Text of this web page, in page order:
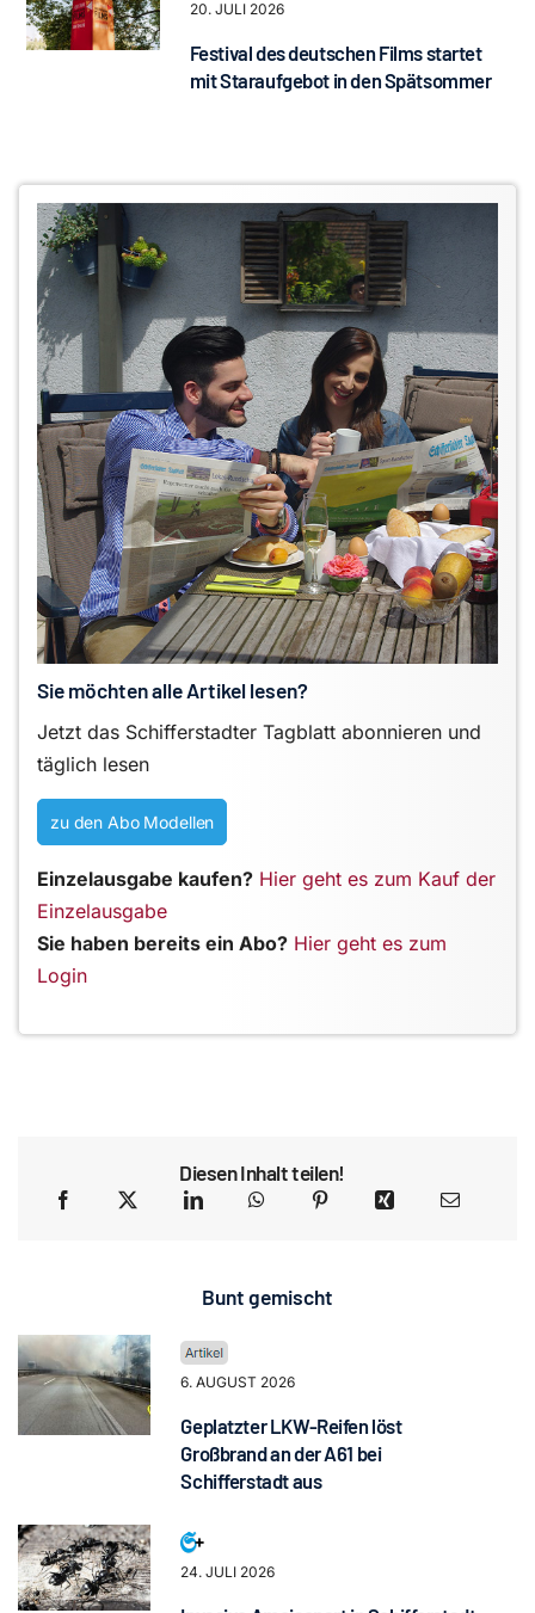
20. JULI 2026
Festival des deutschen Films startet
mit Staraufgebot in den Spätsommer
Sie möchten alle Artikel lesen?
Jetzt das Schifferstadter Tagblatt abonnieren und
täglich lesen
zu den Abo Modellen
Einzelausgabe kaufen? Hier geht es zum Kauf der
Einzelausgabe
Sie haben bereits ein Abo? Hier geht es zum
Login
Diesen Inhalt teilen!
Bunt gemischt
6. AUGUST 2026
Geplatzter LKW-Reifen löst
Großbrand an der A61 bei
Schifferstadt aus
24. JULI 2026